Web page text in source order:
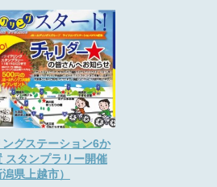
グステーション6か
スタンプラリー開催
県上越市）